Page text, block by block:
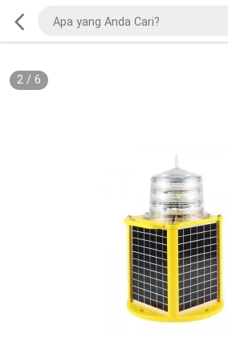
2/ 6